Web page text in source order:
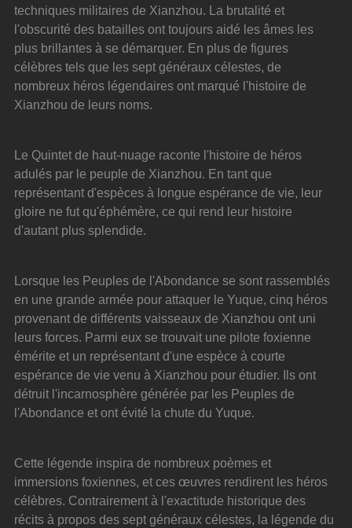
techniques militaires de Xianzhou. La brutalité et
l'obscurité des batailles ont toujours aidé les âmes les
plus brillantes à se démarquer. En plus de figures
célèbres tels que les sept généraux célestes, de
nombreux héros légendaires ont marqué l'histoire de
Xianzhou de leurs noms.
Le Quintet de haut-nuage raconte l'histoire de héros
adulés par le peuple de Xianzhou. En tant que
représentant d'espèces à longue espérance de vie, leur
gloire ne fut qu'éphémère, ce qui rend leur histoire
d'autant plus splendide.
Lorsque les Peuples de l'Abondance se sont rassemblés
en une grande armée pour attaquer le Yuque, cinq héros
provenant de différents vaisseaux de Xianzhou ont uni
leurs forces. Parmi eux se trouvait une pilote foxienne
émérite et un représentant d'une espèce à courte
espérance de vie venu à Xianzhou pour étudier. Ils ont
détruit l'incarnosphère générée par les Peuples de
l'Abondance et ont évité la chute du Yuque.
Cette légende inspira de nombreux poèmes et
immersions foxiennes, et ces œuvres rendirent les héros
célèbres. Contrairement à l'exactitude historique des
récits à propos des sept généraux célestes, la légende du